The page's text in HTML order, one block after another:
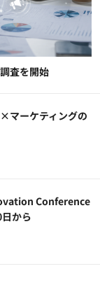
査を開始
マーケティングの
Conference
から